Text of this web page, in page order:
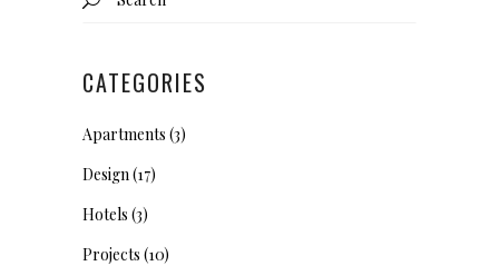
for:
CATEGORIES
Apartments (3)
Design(17)
Hotels (3)
Projects (10)